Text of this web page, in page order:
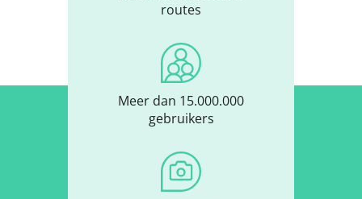
routes
Meer dan 15.000.000
gebruikers